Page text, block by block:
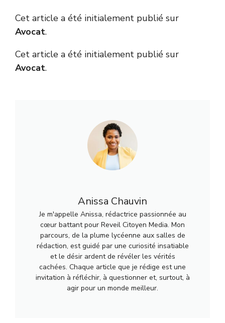
Cet article a été initialement publié sur
Avocat.
Cet article a été initialement publié sur
Avocat.
Anissa Chauvin
Je m'appelle Anissa, rédactrice passionnée au
cœur battant pour Reveil Citoyen Media. Mon
parcours, de la plume lycéenne aux salles de
rédaction, est guidé par une curiosité insatiable
et le désir ardent de révéler les vérités
cachées. Chaque article que je rédige est une
invitation à réfléchir, à questionner et, surtout, à
agir pour un monde meilleur.